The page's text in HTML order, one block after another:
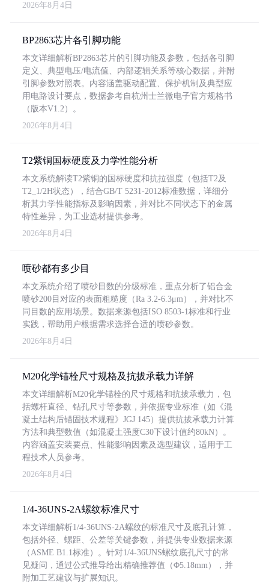
2026年8月4日
BP2863芯片各引脚功能
本文详细解析BP2863芯片的引脚功能及参数，包括各引脚
定义、典型电压/电流值、内部逻辑关系等核心数据，并附
引脚参数对照表。内容涵盖驱动配置、保护机制及典型应
用电路设计要点，数据参考自杭州士兰微电子官方规格书
（版本V1.2）。
2026年8月4日
T2紫铜国标硬度及力学性能分析
本文系统解读T2紫铜的国标硬度和抗拉强度（包括T2及
T2_1/2H状态），结合GB/T 5231-2012标准数据，详细分
析其力学性能指标及影响因素，并对比不同状态下的金属
特性差异，为工业选材提供参考。
2026年8月4日
喷砂都有多少目
本文系统介绍了喷砂目数的分级标准，重点分析了铝合金
喷砂200目对应的表面粗糙度（Ra 3.2-6.3μm），并对比不
同目数的应用场景。数据来源包括ISO 8503-1标准和行业
实践，帮助用户根据需求选择合适的喷砂参数。
2026年8月4日
M20化学锚栓尺寸规格及抗拔承载力详解
本文详细解析M20化学锚栓的尺寸规格和抗拔承载力，包
括螺杆直径、钻孔尺寸等参数，并依据专业标准（如《混
凝土结构后锚固技术规程》JGJ 145）提供抗拔承载力计算
方法和典型数值（如混凝土强度C30下设计值约80kN）。
内容涵盖安装要点、性能影响因素及选型建议，适用于工
程技术人员参考。
2026年8月4日
1/4-36UNS-2A螺纹标准尺寸
本文详细解析1/4-36UNS-2A螺纹的标准尺寸及底孔计算，
包括外径、螺距、公差等关键参数，并提供专业数据来源
（ASME B1.1标准）。针对1/4-36UNS螺纹底孔尺寸的常
见疑问，通过公式推导给出精确推荐值（Φ5.18mm），并
附加工艺建议与扩展知识。